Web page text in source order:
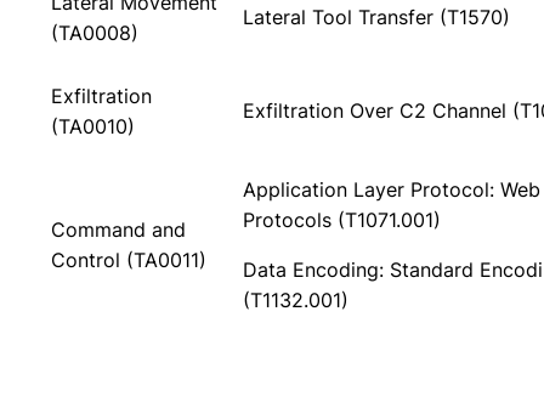
(TA0008)
Lateral Tool Transfer (T1570)
Exfiltration
(TA0010)
Exfiltration Over C2 Channel
Command and
Control (TA0011)
Application Layer Protocol: Web
Protocols (T1071.001)
Data Encoding: Standard
(T1132.001)